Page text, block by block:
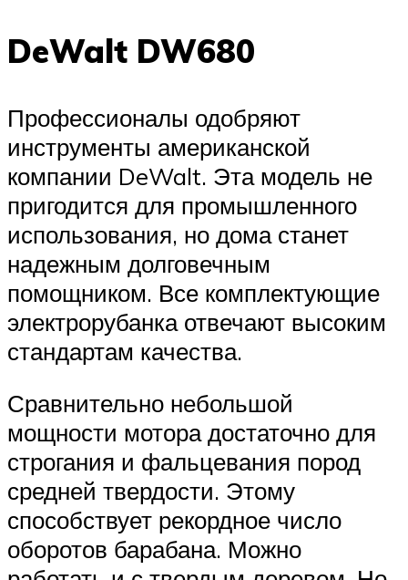
DeWalt DW680
Профессионалы одобряют
инструменты американской
компании DeWalt. Эта модель не
пригодится для промышленного
использования, но дома станет
надежным долговечным
помощником. Все комплектующие
электрорубанка отвечают высоким
стандартам качества.
Сравнительно небольшой
мощности мотора достаточно для
строгания и фальцевания пород
средней твердости. Этому
способствует рекордное число
оборотов барабана. Можно